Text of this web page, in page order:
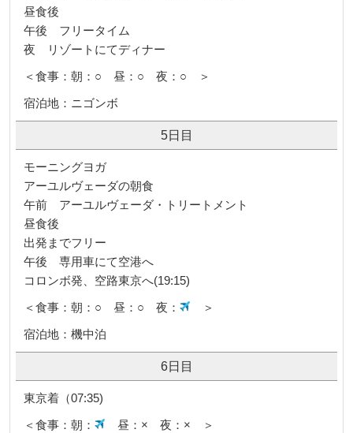
昼食後
午後 フリータイム
夜 リゾートにてディナー
＜食事：朝：○ 昼：○ 夜：○ ＞
宿泊地：ニゴンボ
5日目
モーニングヨガ
アーユルヴェーダの朝食
午前 アーユルヴェーダ・トリートメント
昼食後
出発までフリー
午後 専用車にて空港へ
コロンボ発、空路東京へ(19:15)
＜食事：朝：○ 昼：○ 夜：
＞
宿泊地：機中泊
6日目
東京着（07:35)
＜食事：朝：
昼：× 夜：× ＞